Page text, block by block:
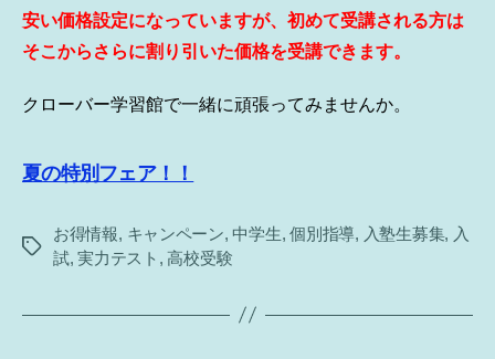
安い価格設定になっていますが、初めて受講される方は
そこからさらに割り引いた価格を受講できます。
クローバー学習館で一緒に頑張ってみませんか。
夏の特別フェア！！
タ
お得情報, キャンペーン,中学生,個別指導, 入塾生募集, 入
試,実力テスト ,高校受験